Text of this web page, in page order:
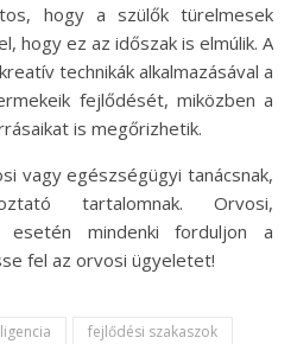
hogy a szülők türelmesek
hogy ez az időszak is elmúlik. A
technikák alkalmazásával a
fejlődését, miközben a
is megőrizhetik.
vagy egészségügyi tanácsnak,
tartalomnak. Orvosi,
esetén mindenki forduljon a
fel az orvosi ügyeletet!
fejlődési szakaszok